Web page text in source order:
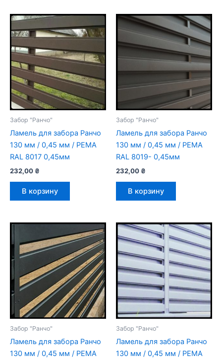
Забор "Ранчо"
Ламель для забора Ранчо
130 мм / 0,45 мм / РЕМА
RAL 8017 0,45мм
232,00 ₴
В корзину
Забор "Ранчо"
Ламель для забора Ранчо
130 мм / 0,45 мм / РЕМА
RAL 8019- 0,45мм
232,00 ₴
В корзину
Забор "Ранчо"
Ламель для забора Ранчо
130 мм / 0,45 мм / РЕМА
Забор "Ранчо"
Ламель для забора Ранчо
130 мм / 0,45 мм / РЕМА